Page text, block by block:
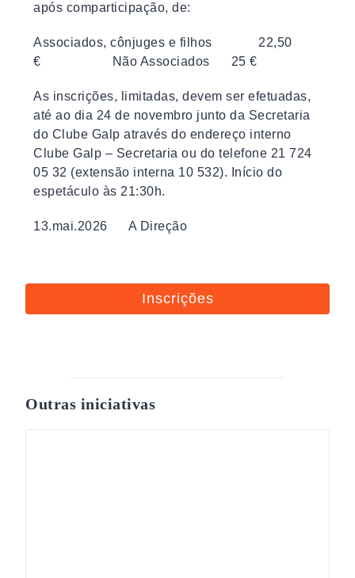
após comparticipação, de:
Associados, cônjuges e filhos 22,50
€ Não Associados 25 €
As inscrições, limitadas, devem ser efetuadas,
até ao dia 24 de novembro junto da Secretaria
do Clube Galp através do endereço interno
Clube Galp – Secretaria ou do telefone 21 724
05 32 (extensão interna 10 532). Início do
espetáculo às 21:30h.
13.mai.2026 A Direção
Inscrições
Outras iniciativas